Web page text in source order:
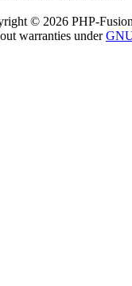
© 2026 PHP-
warranties under